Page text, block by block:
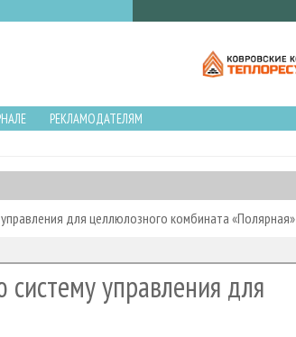
РЕКЛАМОДАТЕЛЯМ
для целлюлозного комбината «Полярная»
управления для